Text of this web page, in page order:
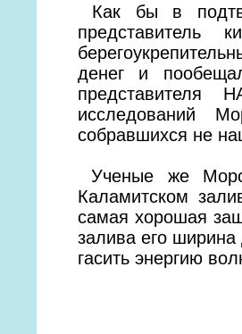
Как бы в
представитель
денег и
представителя
исследований
собравшихся не
Ученые же
Каламитском
самая хорошая
залива его
гасить энергию